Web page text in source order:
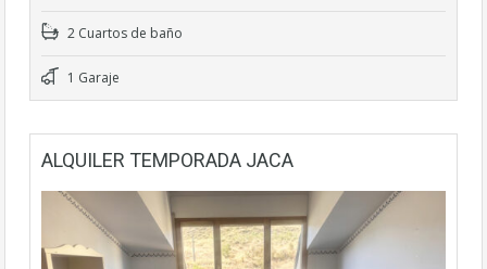
2 Cuartos de baño
1 Garaje
ALQUILER TEMPORADA JACA